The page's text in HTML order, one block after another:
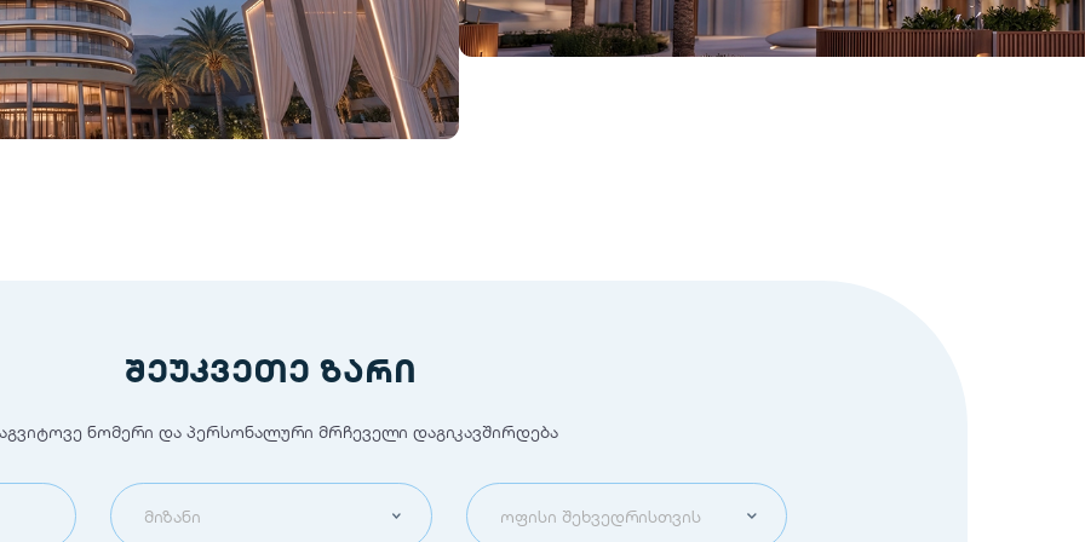
შეუკვეთე ზარი
ნომერი და პერსონალური მრჩეველი დაგიკავშირდება
მიზანი ოფისი შეხვედრისთვის